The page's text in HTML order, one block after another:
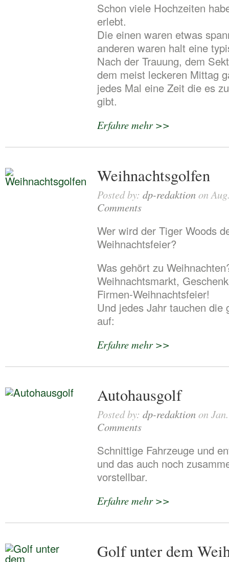
Schon viele Hochzeiten
erlebt.
Die einen waren etwas
anderen waren halt eine
Nach der Trauung, dem
dem meist leckeren Mittag
jedes Mal eine Zeit die es
gibt.
Erfahre mehr >>
Weihnachtsgolfen
Posted by: dp-redaktionon
Comments
Wer wird der Tiger Woods
Weihnachtsfeier?
Was gehört zu
Weihnachtsmarkt,
Firmen-Weihnachtsfeier!
Und jedes Jahr tauchen die
auf:
Erfahre mehr >>
Autohausgolf
Posted by: dp-redaktionon
Comments
Schnittige Fahrzeuge und
und das auch noch
vorstellbar.
Erfahre mehr >>
Golf unter dem